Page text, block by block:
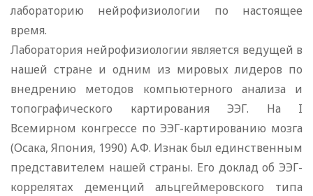
лабораторию нейрофизиологии по настоящее
время.
Лаборатория нейрофизиологии является ведущей в
нашей стране и одним из мировых лидеров по
внедрению методов компьютерного анализа и
топографического картирования ЭЭГ. На I
Всемирном конгрессе по ЭЭГ-картированию мозга
(Осака, Япония, 1990) А.Ф. Изнак был единственным
представителем нашей страны. Его доклад об ЭЭГ-
коррелятах деменций альцгеймеровского типа